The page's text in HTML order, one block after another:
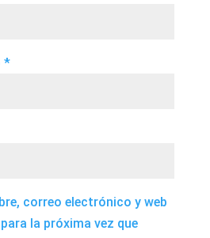
*
correo electrónico y web
la próxima vez que